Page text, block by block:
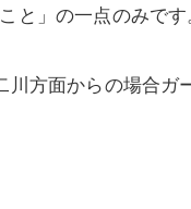
と」の一点のみです
方面からの場合